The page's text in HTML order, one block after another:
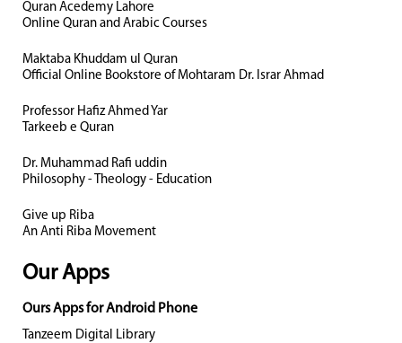
Quran Acedemy Lahore
Online Quran and Arabic Courses
Maktaba Khuddam ul Quran
Official Online Bookstore of Mohtaram Dr. Israr Ahmad
Professor Hafiz Ahmed Yar
Tarkeeb e Quran
Dr. Muhammad Rafi uddin
Philosophy - Theology - Education
Give up Riba
An Anti Riba Movement
Our Apps
Ours Apps for Android Phone
Tanzeem Digital Library